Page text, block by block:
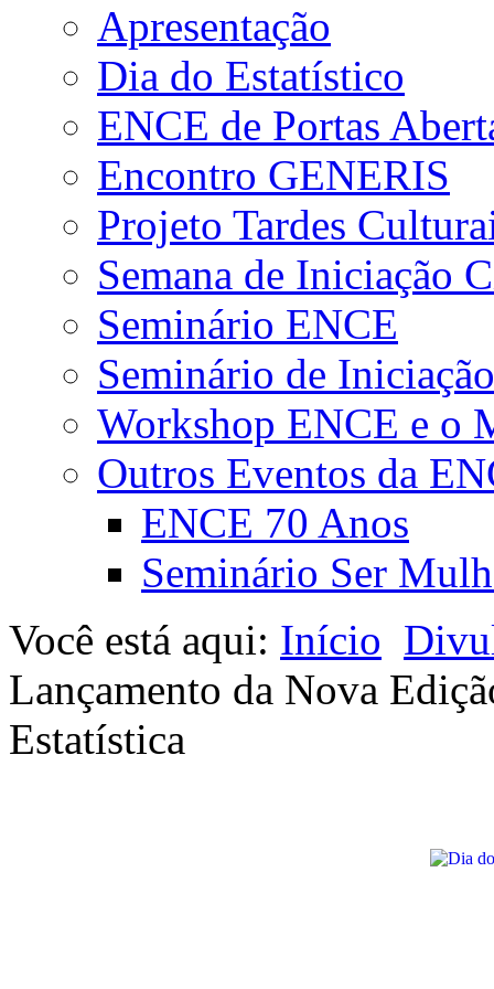
Apresentação
Dia do Estatístico
ENCE de Portas
Encontro GENERIS
Projeto Tardes
Semana de Iniciação
Seminário ENCE
Seminário de
Workshop ENCE e o
Outros Eventos da
ENCE 70 Anos
Seminário Ser
Você está aqui: Início
Lançamento da Nova
Estatística